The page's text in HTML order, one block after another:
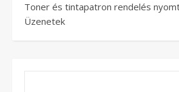
Toner és tintapatron rendelés
Üzenetek